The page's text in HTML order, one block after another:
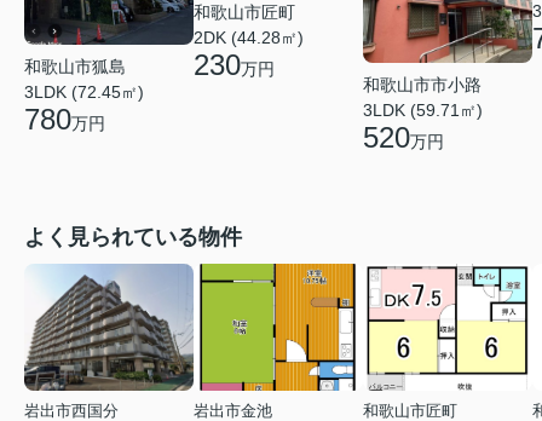
和歌山市狐島
3LDK (72.45㎡)
780万円
和歌山市匠町
2DK (44.28㎡)
230万円
和歌山市市小路
3LDK (59.71㎡)
520万円
よく見られている物件
岩出市西国分
岩出市金池
和歌山市匠町